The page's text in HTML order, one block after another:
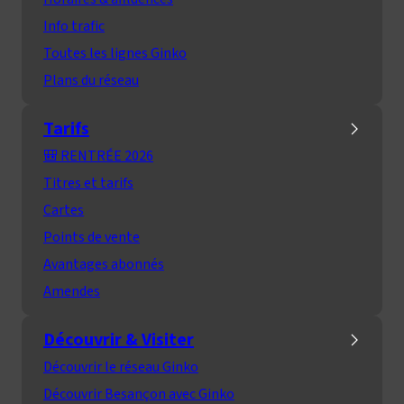
Info trafic
Toutes les lignes Ginko
Plans du réseau
Tarifs
🎒 RENTRÉE 2026
Titres et tarifs
Cartes
Points de vente
Avantages abonnés
Amendes
Découvrir & Visiter
Découvrir le réseau Ginko
Découvrir Besançon avec Ginko